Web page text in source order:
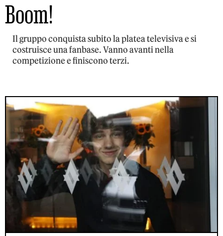
Boom!
Il gruppo conquista subito la platea televisiva e si
costruisce una fanbase. Vanno avanti nella
competizione e finiscono terzi.